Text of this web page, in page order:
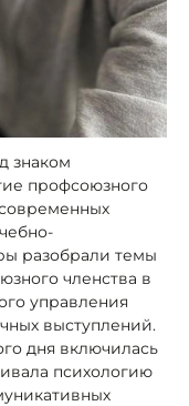
знаком
профсоюзного
разобрали темы
членства в
управления
выступлений.
дня включилась
психологию